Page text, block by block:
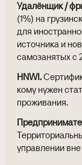
Удалёнщик /
(1%) на
для
источника и
самозанятых с
HNWI.
кому нужен
проживания.
управлении вне